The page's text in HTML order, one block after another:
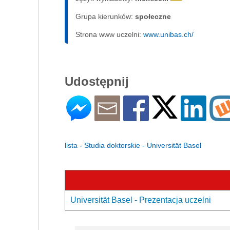
Grupa kierunków: społeczne
Strona www uczelni: www.unibas.ch/
Udostępnij
lista - Studia doktorskie - Universität Basel
Universität Basel - Prezentacja uczelni